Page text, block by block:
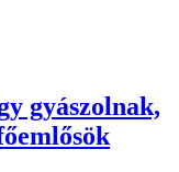
gyászolnak,